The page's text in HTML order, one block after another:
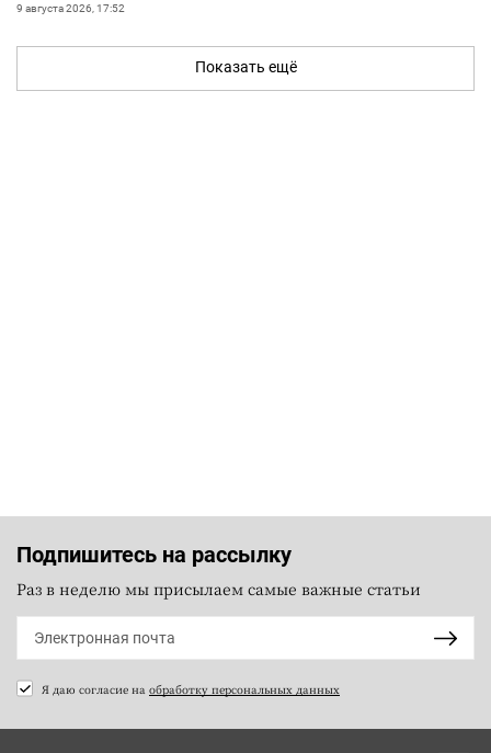
9 августа 2026, 17:52
Показать ещё
Подпишитесь на рассылку
Раз в неделю мы присылаем самые важные статьи
Я даю согласие на обработку персональных данных